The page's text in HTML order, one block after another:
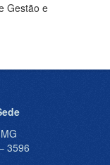
Gestão e
3596